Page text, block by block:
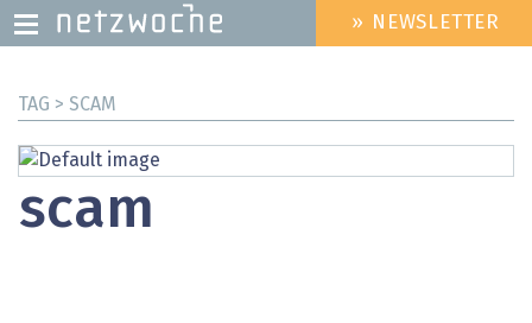
zum
HEADER
MENU
» NEWSLETTER
TAG > SCAM
scam